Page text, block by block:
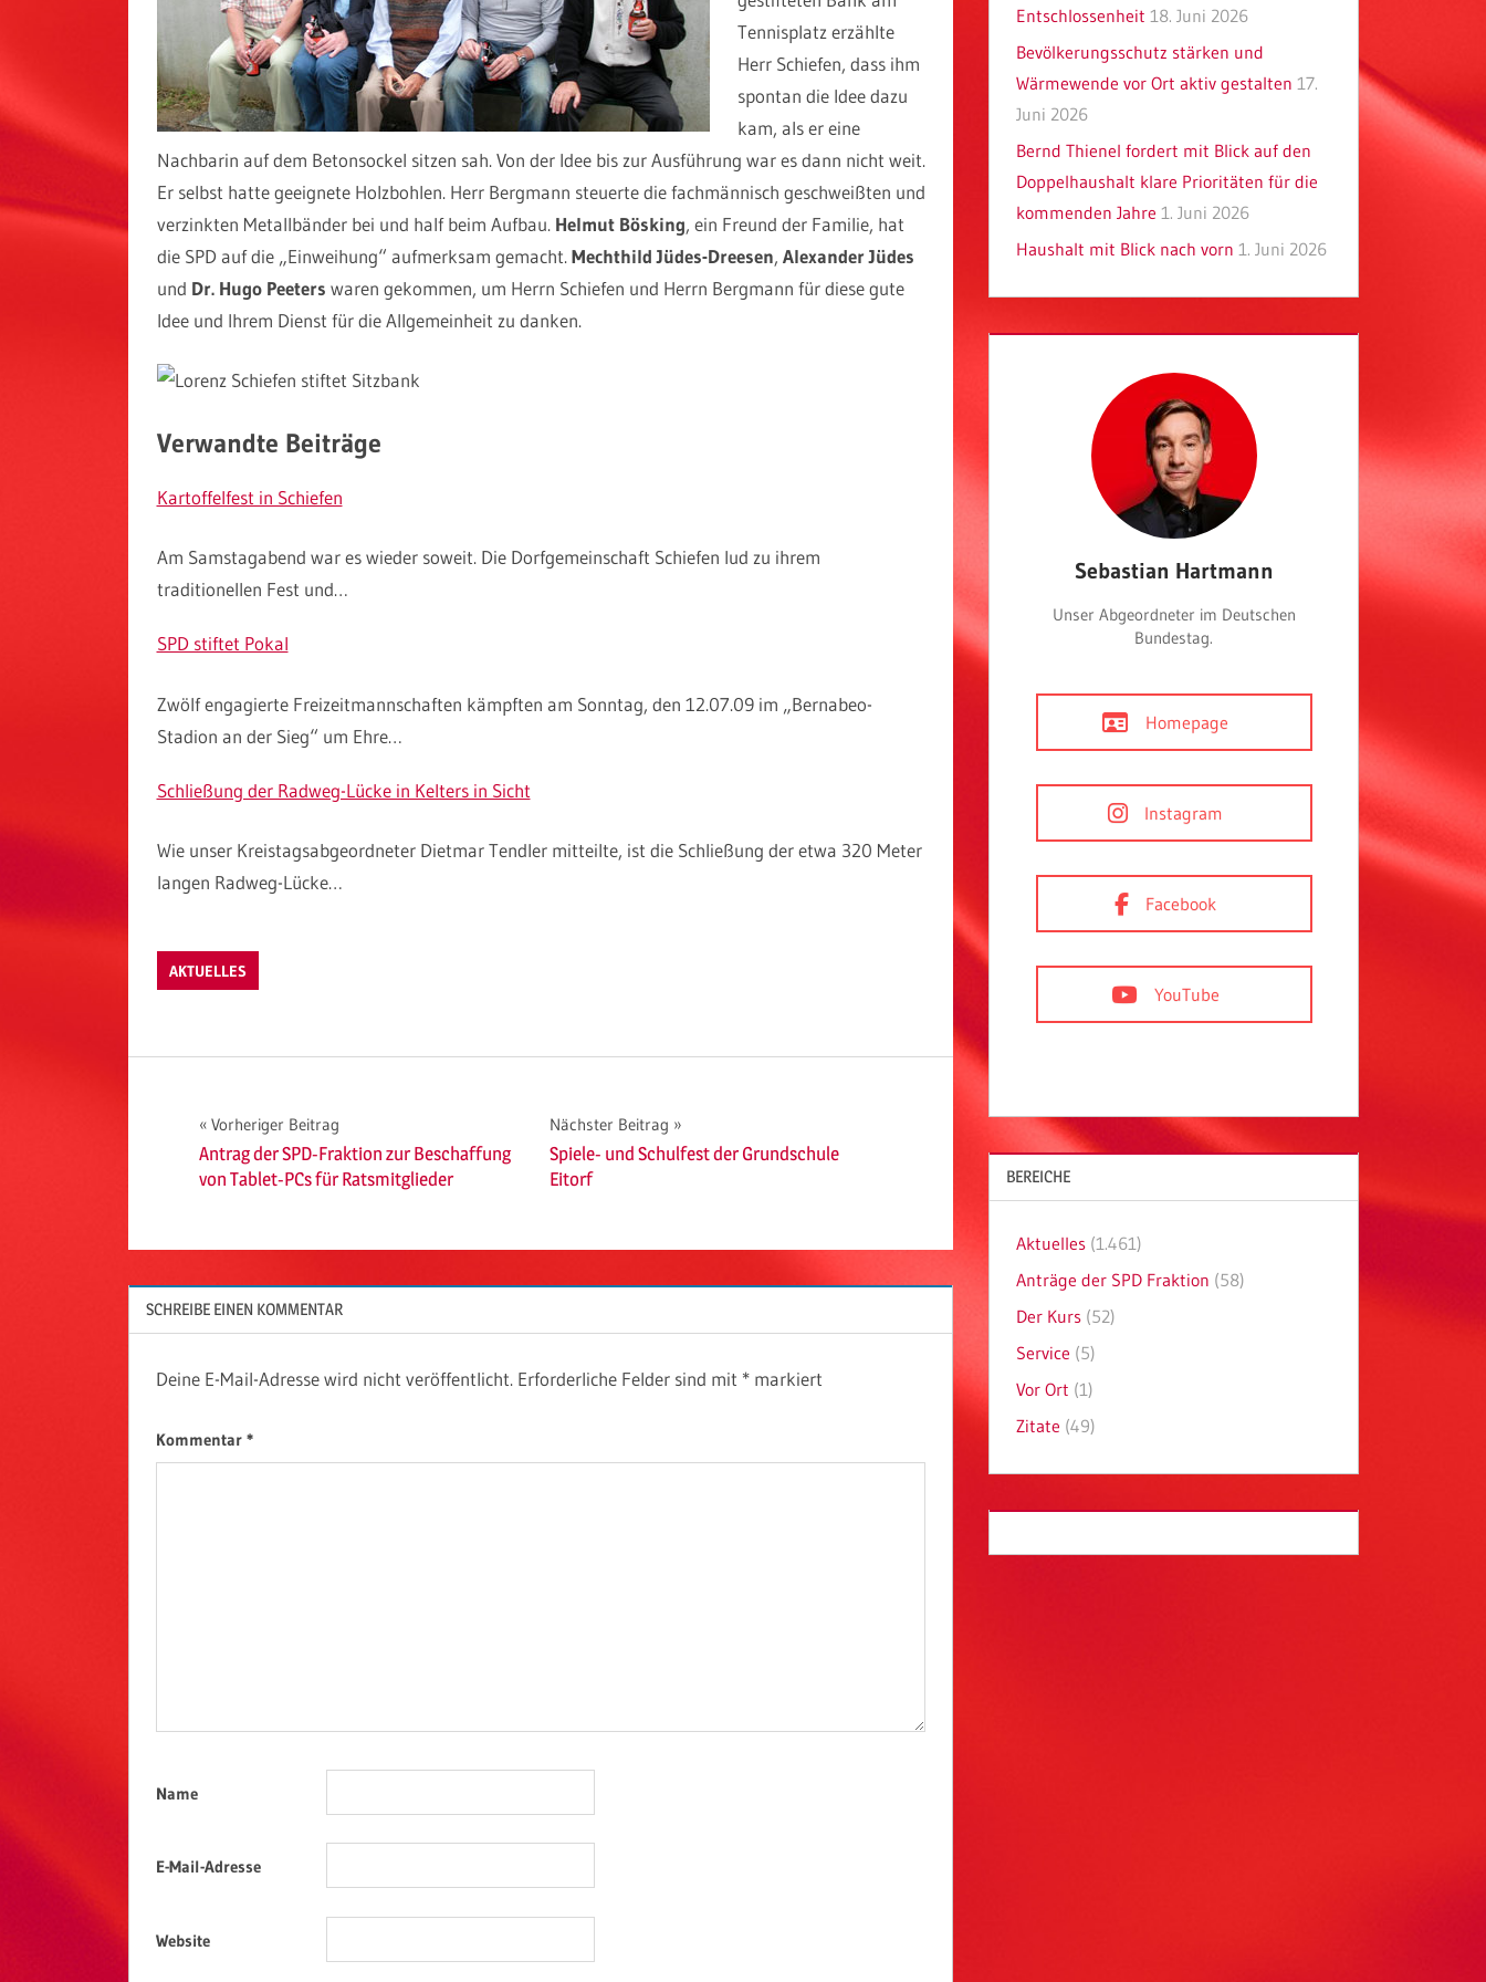
Tennisplatz erzählte
Herr Schiefen, dass ihm
spontan die Idee dazu
kam, als er eine
Nachbarin auf dem Betonsockel sitzen sah. Von der Idee bis zur Ausführung war es dann nicht weit.
Er selbst hatte geeignete Holzbohlen. Herr Bergmann steuerte die fachmännisch geschweißten und
verzinkten Metallbänder bei und half beim Aufbau. Helmut Bösking, ein Freund der Familie, hat
die SPD auf die „Einweihung“ aufmerksam gemacht.Mechthild Jüdes-Dreesen, Alexander Jüdes
und Dr. Hugo Peeters waren gekommen, um Herrn Schiefen und Herrn Bergmann für diese gute
Idee und Ihrem Dienst für die Allgemeinheit zu danken.
Verwandte Beiträge
Kartoffelfest in Schiefen
Am Samstagabend war es wieder soweit. Die Dorfgemeinschaft Schiefen lud zu ihrem
traditionellen Fest und…
SPD stiftet Pokal
Zwölf engagierte Freizeitmannschaften kämpften am Sonntag, den 12.07.09 im „Bernabeo-
Stadion an der Sieg“ um Ehre…
Schließung der Radweg-Lücke in Kelters in Sicht
Wie unser Kreistagsabgeordneter Dietmar Tendler mitteilte, ist die Schließung der etwa 320 Meter
langen Radweg-Lücke…
AKTUELLES
Beitragsnavigation
Vorheriger Beitrag
Antrag der SPD-Fraktion zur Beschaffung
von Tablet-PCs für Ratsmitglieder
Nächster Beitrag
Spiele- und Schulfest der Grundschule
Eitorf
SCHREIBE EINEN KOMMENTAR
Deine E-Mail-Adresse wird nicht veröffentlicht. Erforderliche Felder sind mit * markiert
Kommentar *
Name
E-Mail-Adresse
Website
Entschlossenheit 18. Juni 2026
Bevölkerungsschutz stärken und
Wärmewende vor Ort aktiv gestalten 17.
Juni 2026
Bernd Thienel fordert mit Blick auf den
Doppelhaushalt klare Prioritäten für die
kommenden Jahre 1. Juni 2026
Haushalt mit Blick nach vorn 1. Juni 2026
Sebastian Hartmann
Unser Abgeordneter im Deutschen
Bundestag.
Homepage
Instagram
Facebook
YouTube
BEREICHE
Aktuelles (1.461)
Anträge der SPD Fraktion (58)
Der Kurs (52)
Service (5)
Vor Ort (1)
Zitate (49)